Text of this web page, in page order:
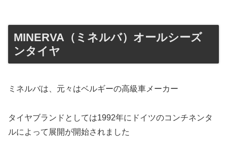
MINERVA（ミネルバ）オールシーズ
ンタイヤ
ミネルバは、元々はベルギーの高級車メーカー
タイヤブランドとしては1992年にドイツのコンチネンタ
ルによって展開が開始されました